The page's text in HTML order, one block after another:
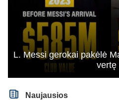
L. Messi gerokai pakėlė
vertę
Naujausios